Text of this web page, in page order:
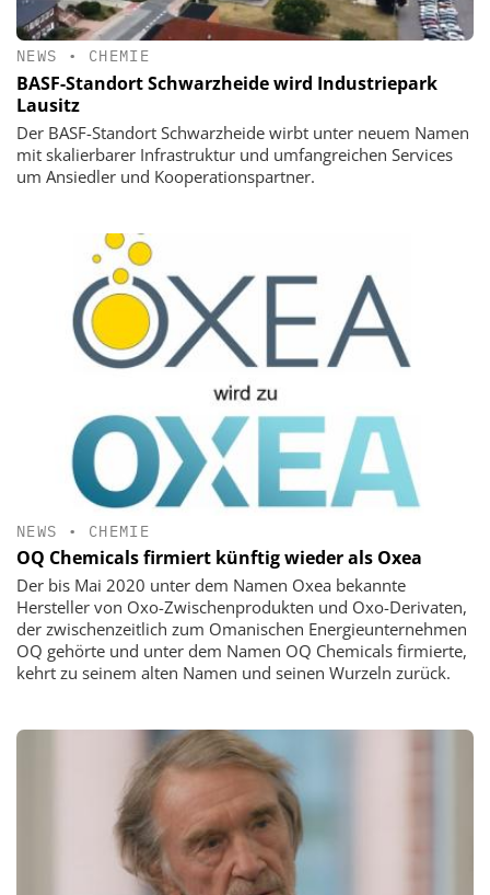
NEWS • CHEMIE
BASF-Standort Schwarzheide wird Industriepark
Lausitz
Der BASF-Standort Schwarzheide wirbt unter neuem Namen
mit skalierbarer Infrastruktur und umfangreichen Services
um Ansiedler und Kooperationspartner.
NEWS • CHEMIE
OQ Chemicals firmiert künftig wieder als Oxea
Der bis Mai 2020 unter dem Namen Oxea bekannte
Hersteller von Oxo-Zwischenprodukten und Oxo-Derivaten,
der zwischenzeitlich zum Omanischen Energieunternehmen
OQ gehörte und unter dem Namen OQ Chemicals firmierte,
kehrt zu seinem alten Namen und seinen Wurzeln zurück.